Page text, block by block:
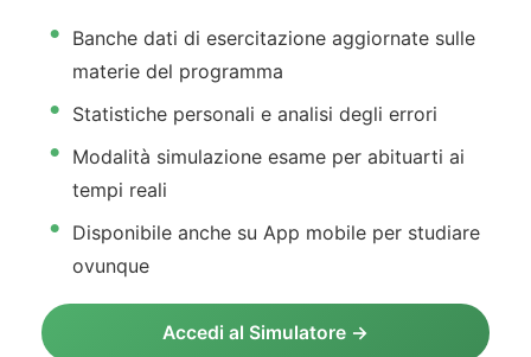
Banche dati di esercitazione aggiornate sulle
materie del programma
Statistiche personali e analisi degli errori
Modalità simulazione esame per abituarti ai
tempi reali
Disponibile anche su App mobile per studiare
ovunque
Accedi al Simulatore →